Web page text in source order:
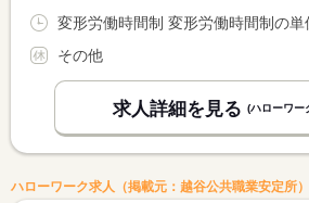
その他
求人詳細を見る (ハローワー
ハローワーク求人（掲載元：越谷公共職業安定所）